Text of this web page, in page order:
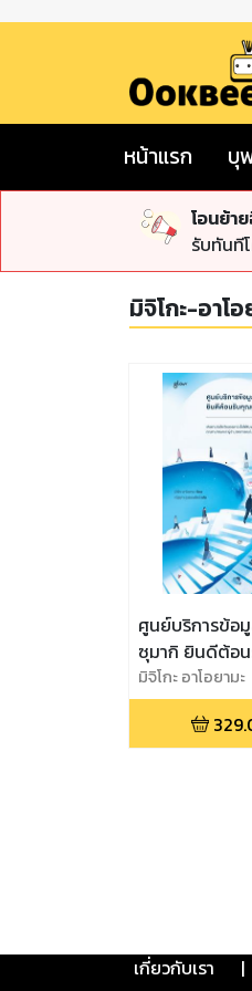
หน้าแรก บุ
โอนย้า
รับทันที
มิจิโกะ-อาโอ
ศูนย์บริการข้อ
ซุมากิ ยินดีต้อ
พลัดหลง
มิจิโกะ อาโอยามะ
เกี่ยวกับเรา |